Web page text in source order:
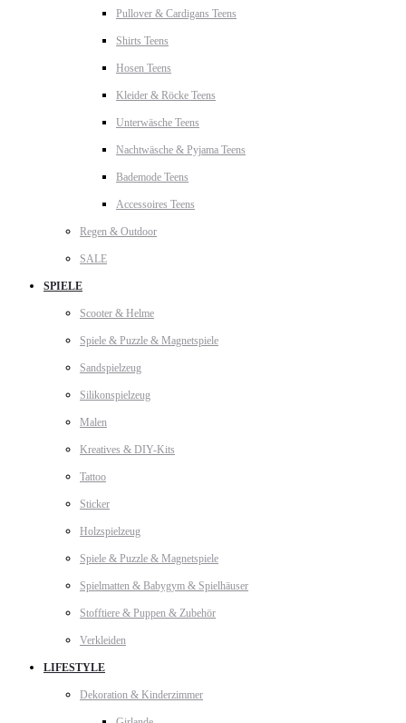
Pullover & Cardigans Teens
Shirts Teens
Hosen Teens
Kleider & Röcke Teens
Unterwäsche Teens
Nachtwäsche & Pyjama Teens
Bademode Teens
Accessoires Teens
Regen & Outdoor
SALE
SPIELE
Scooter & Helme
Spiele & Puzzle & Magnetspiele
Sandspielzeug
Silikonspielzeug
Malen
Kreatives & DIY-Kits
Tattoo
Sticker
Holzspielzeug
Spiele & Puzzle & Magnetspiele
Spielmatten & Babygym & Spielhäuser
Stofftiere & Puppen & Zubehör
Verkleiden
LIFESTYLE
Dekoration & Kinderzimmer